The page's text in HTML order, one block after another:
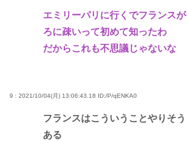
エミリーパリに行くでフランス
ろに疎いって初めて知ったわ
だからこれも不思議じゃないな
9 : 2021/10/04(月) 13:06:43.18 ID:/P/qENKA0
フランスはこういうことやりそ
ある